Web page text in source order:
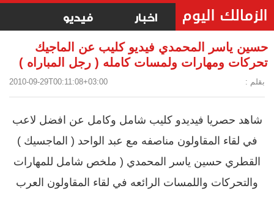
اخبار فيديو
حسين ياسر المحمدي فيديو كليب عن الماجيك
تحركات ومهارات ولمسات كامله ( رجل المباراه )
بقلم : 2010-09-29T00:11:08+03:00
شاهد حصريا فيديدو كليب شامل وكامل عن افضل لاعب
في لقاء المقاولون مناصفه مع عبد الواحد ( الماجسيك )
القطري حسين ياسر المحمدي ( ملخص شامل للمهارات
والتحركات واللمسات الرائعه في لقاء المقاولون العرب